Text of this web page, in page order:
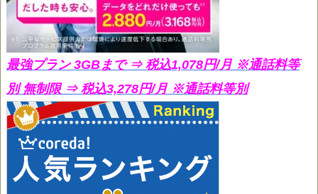
最強プラン 3GBまで ⇒ 税込1,078円/月 ※通話料等
別 無制限 ⇒ 税込3,278円/月 ※通話料等別